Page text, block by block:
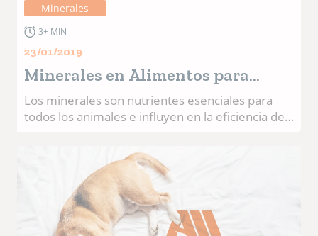
Minerales
3+ MIN
23/01/2019
Minerales en Alimentos para
Mascotas
Los minerales son nutrientes esenciales para
todos los animales e influyen en la eficiencia de
en la naturaleza se clasifican en: Macrominerales
Microminerales Los minerales traza son vitales
para el desempeño animal. El zinc cumple
funciones esenciales en los animales. Como un
bloque de construcción metabólica, satisface las
necesidades nutricionales básicas. En las